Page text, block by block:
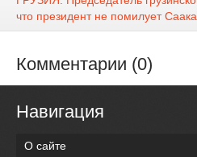
что президент не помилует
Комментарии (0)
Навигация
О сайте